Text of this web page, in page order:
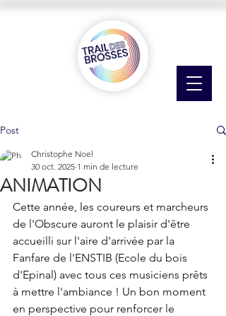
Post
ANIMATION
Christophe Noel
30 oct. 2025 1 min de lecture
Cette année, les coureurs et marcheurs
de l'Obscure auront le plaisir d'être
accueilli sur l'aire d'arrivée par la
Fanfare de l'ENSTIB (Ecole du bois
d'Epinal) avec tous ces musiciens prêts
à mettre l'ambiance ! Un bon moment
en perspective pour renforcer le